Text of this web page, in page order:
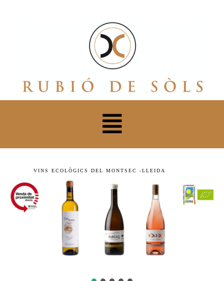
VINS ECOLÒGICS DEL MONTSEC -LLEIDA